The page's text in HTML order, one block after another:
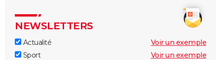
NEWSLETTERS
Actualité
Voir un exemple
Sport
Voir un exemple